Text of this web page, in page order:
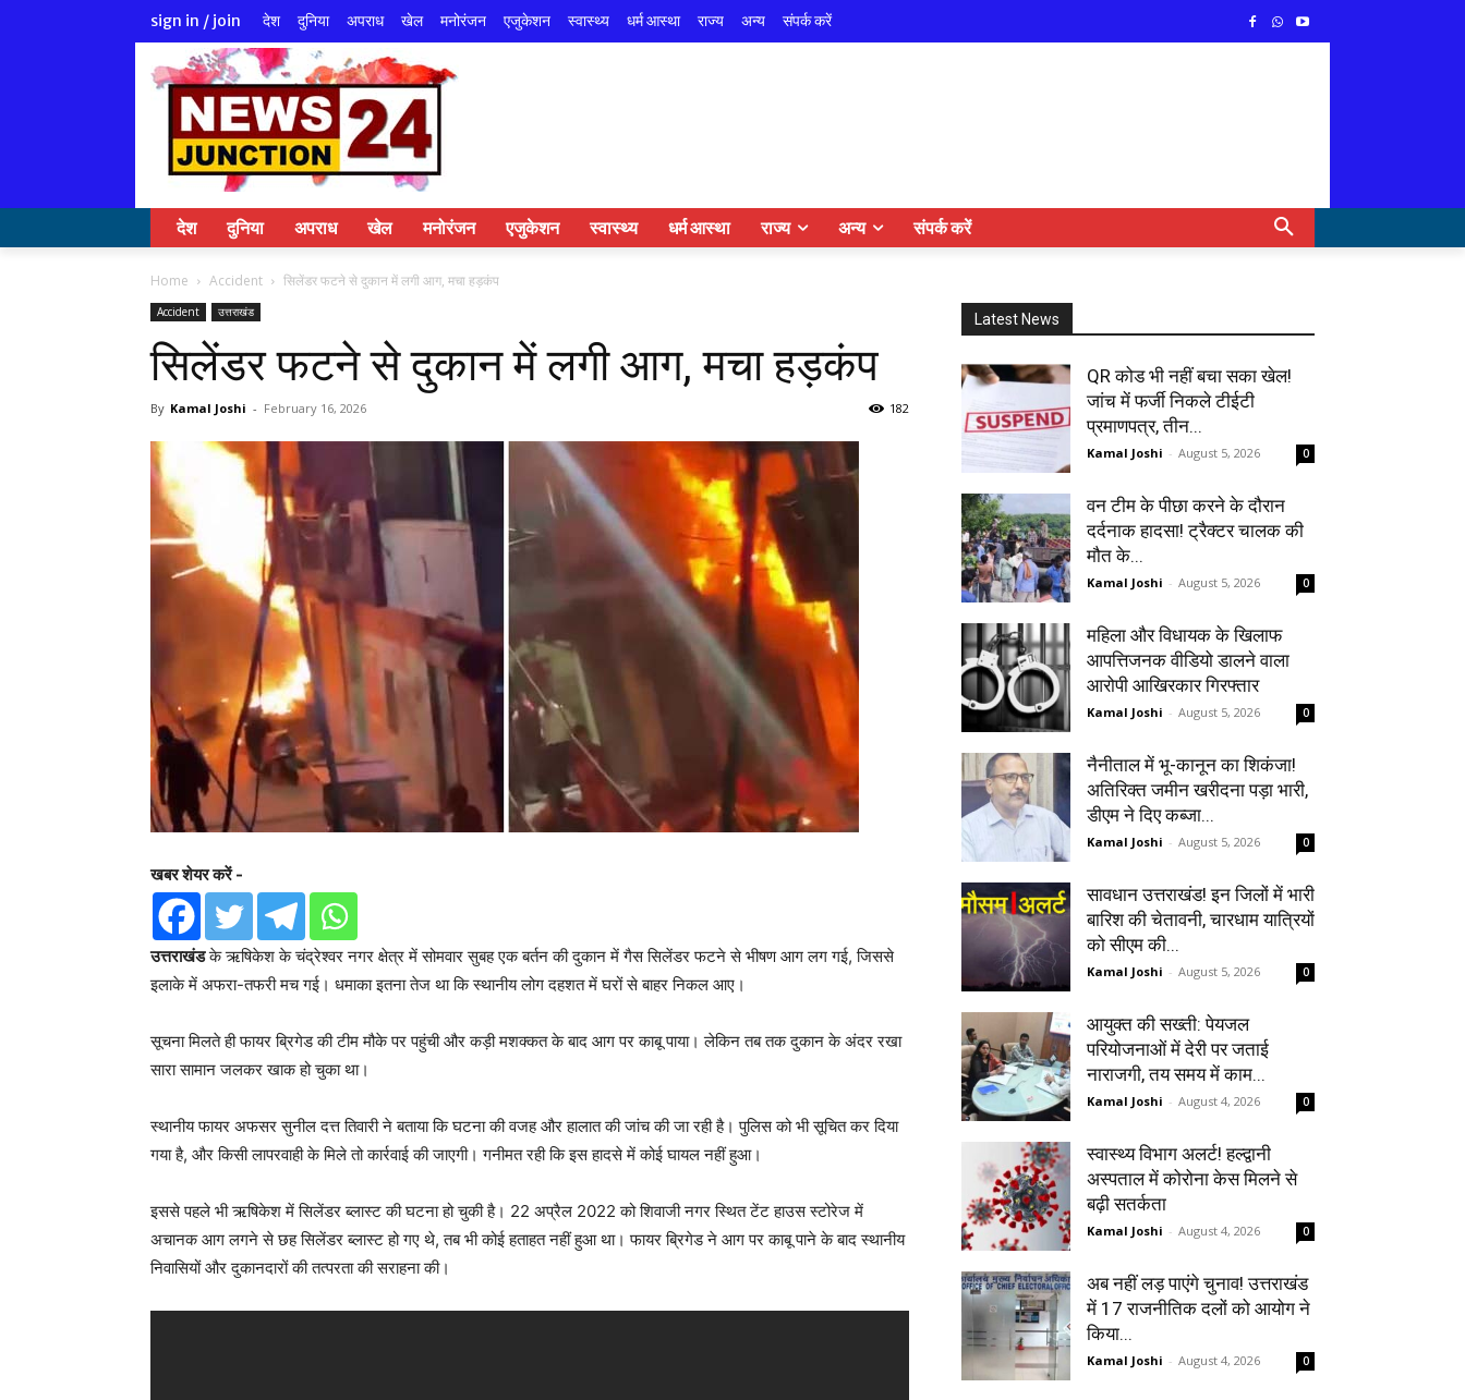
sign in / join देश दुनिया अपराध खेल मनोरंजन एजुकेशन स्वास्थ्य धर्म आस्था राज्य अन्य संपर्क करें
देश दुनिया अपराध खेल मनोरंजन एजुकेशन स्वास्थ्य धर्म आस्था राज्य अन्य संपर्क करें
Home Accident सिलेंडर फटने से दुकान में लगी आग, मचा हड़कंप
Accident उत्तराखंड
सिलेंडर फटने से दुकान में लगी आग, मचा हड़कंप
By Kamal Joshi - February 16, 2026 182
खबर शेयर करें -
उत्तराखंडके ऋषिकेश के चंद्रेश्वर नगर क्षेत्र में सोमवार सुबह एक बर्तन की दुकान में गैस सिलेंडर फटने से भीषण आग लग गई, जिससे
इलाके में अफरा-तफरी मच गई। धमाका इतना तेज था कि स्थानीय लोग दहशत में घरों से बाहर निकल आए।
सूचना मिलते ही फायर ब्रिगेड की टीम मौके पर पहुंची और कड़ी मशक्कत के बाद आग पर काबू पाया। लेकिन तब तक दुकान के अंदर रखा
सारा सामान जलकर खाक हो चुका था।
स्थानीय फायर अफसर सुनील दत्त तिवारी ने बताया कि घटना की वजह और हालात की जांच की जा रही है। पुलिस को भी सूचित कर दिया
गया है, और किसी लापरवाही के मिले तो कार्रवाई की जाएगी। गनीमत रही कि इस हादसे में कोई घायल नहीं हुआ।
इससे पहले भी ऋषिकेश में सिलेंडर ब्लास्ट की घटना हो चुकी है। 22 अप्रैल 2022 को शिवाजी नगर स्थित टेंट हाउस स्टोरेज में
अचानक आग लगने से छह सिलेंडर ब्लास्ट हो गए थे, तब भी कोई हताहत नहीं हुआ था। फायर ब्रिगेड ने आग पर काबू पाने के बाद स्थानीय
निवासियों और दुकानदारों की तत्परता की सराहना की।
Latest News
QR कोड भी नहीं बचा सका खेल!
जांच में फर्जी निकले टीईटी
प्रमाणपत्र, तीन...
Kamal Joshi - August 5, 2026 0
वन टीम के पीछा करने के दौरान
दर्दनाक हादसा! ट्रैक्टर चालक की
मौत के...
Kamal Joshi - August 5, 2026 0
महिला और विधायक के खिलाफ
आपत्तिजनक वीडियो डालने वाला
आरोपी आखिरकार गिरफ्तार
Kamal Joshi - August 5, 2026 0
नैनीताल में भू-कानून का शिकंजा!
अतिरिक्त जमीन खरीदना पड़ा भारी,
डीएम ने दिए कब्जा...
Kamal Joshi - August 5, 2026 0
सावधान उत्तराखंड! इन जिलों में भारी
बारिश की चेतावनी, चारधाम यात्रियों
को सीएम की...
Kamal Joshi - August 5, 2026 0
आयुक्त की सख्ती: पेयजल
परियोजनाओं में देरी पर जताई
नाराजगी, तय समय में काम...
Kamal Joshi - August 4, 2026 0
स्वास्थ्य विभाग अलर्ट! हल्द्वानी
अस्पताल में कोरोना केस मिलने से
बढ़ी सतर्कता
Kamal Joshi - August 4, 2026 0
अब नहीं लड़ पाएंगे चुनाव! उत्तराखंड
में 17 राजनीतिक दलों को आयोग ने
किया...
Kamal Joshi - August 4, 2026 0